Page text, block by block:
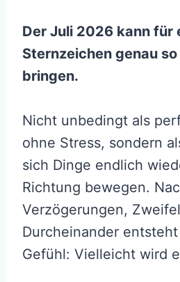
Der Juli 2026 kann für
Sternzeichen genau
bringen.
Nicht unbedingt als
ohne Stress, sondern
sich Dinge endlich
Richtung bewegen.
Verzögerungen,
Durcheinander
Gefühl: Vielleicht wird